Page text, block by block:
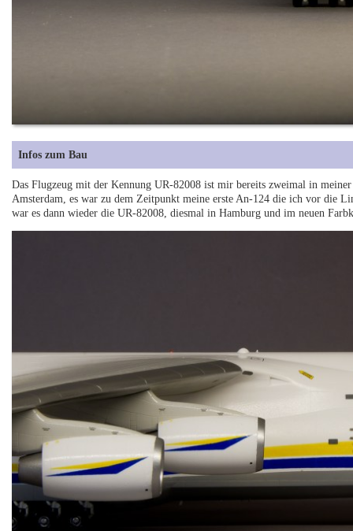
Infos zum Bau
Das Flugzeug mit der Kennung UR-82008 ist mir bereits zweimal in
Amsterdam, es war zu dem Zeitpunkt meine erste An-124 die ich vor die
war es dann wieder die UR-82008, diesmal in Hamburg und im neuen